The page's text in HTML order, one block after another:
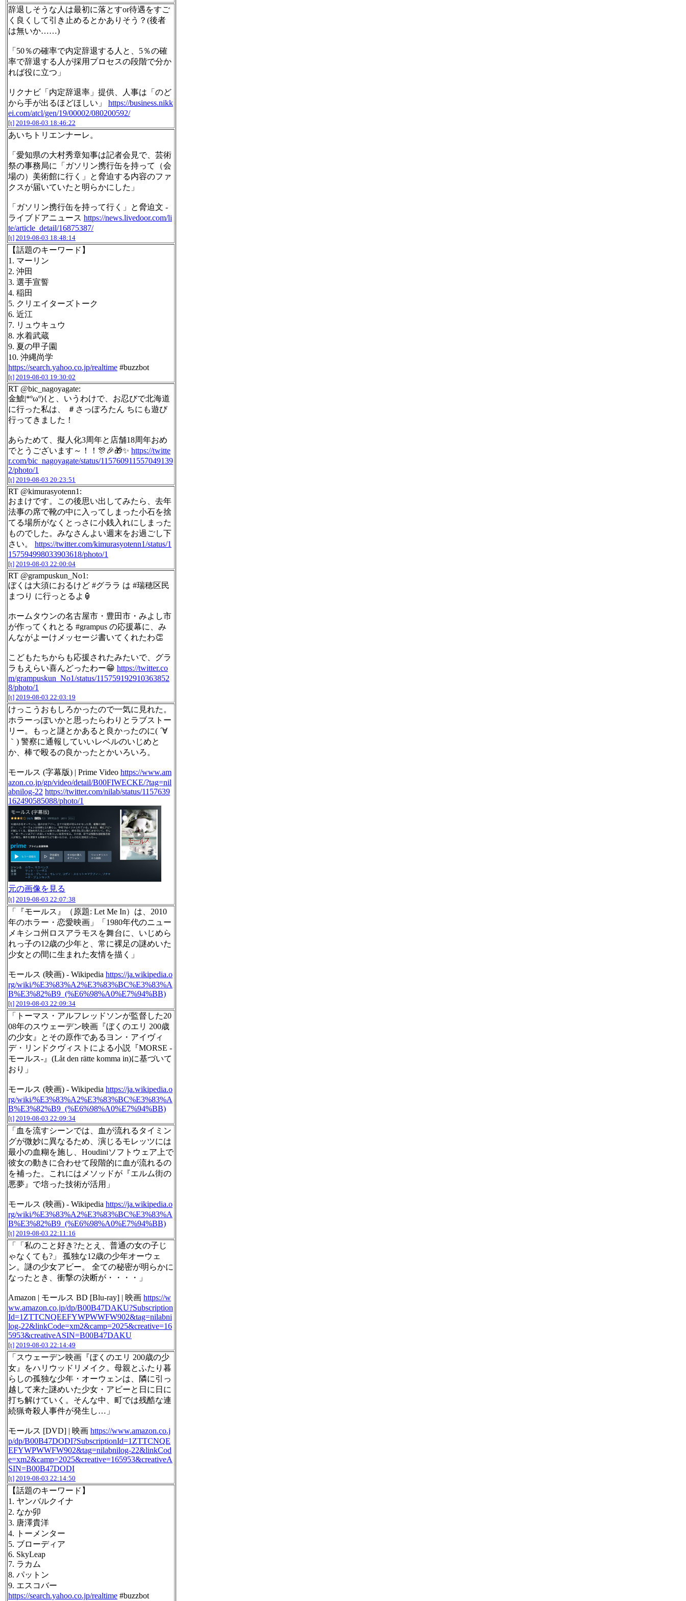
辞退しそうな人は最初に落とすor待遇をすご
く良くして引き止めるとかありそう？(後者
は無いか……)
「50％の確率で内定辞退する人と、5％の確
率で辞退する人が採用プロセスの段階で分か
れば役に立つ」
リクナビ「内定辞退率」提供、人事は「のど
から手が出るほどほしい」 https://business.nikk
ei.com/atcl/gen/19/00002/080200592/
[t] 2019-08-03 18:46:22
あいちトリエンナーレ。
「愛知県の大村秀章知事は記者会見で、芸術
祭の事務局に「ガソリン携行缶を持って（会
場の）美術館に行く」と脅迫する内容のファ
クスが届いていたと明らかにした」
「ガソリン携行缶を持って行く」と脅迫文 -
ライブドアニュース https://news.livedoor.com/li
te/article_detail/16875387/
[t] 2019-08-03 18:48:14
【話題のキーワード】
1. マーリン
2. 沖田
3. 選手宣誓
4. 稲田
5. クリエイターズトーク
6. 近江
7. リュウキュウ
8. 水着武蔵
9. 夏の甲子園
10. 沖縄尚学
https://search.yahoo.co.jp/realtime #buzzbot
[t] 2019-08-03 19:30:02
RT @bic_nagoyagate:
金鯱|*ºωº){と、いうわけで、お忍びで北海道
に行った私は、 ＃さっぽろたん ちにも遊び
行ってきました！
あらためて、擬人化3周年と店舗18周年おめ
でとうございます～！！🎊🎉🎁✨ https://twitte
r.com/bic_nagoyagate/status/115760911557049139
2/photo/1
[t] 2019-08-03 20:23:51
RT @kimurasyotenn1:
おまけです。この後思い出してみたら、去年
法事の席で靴の中に入ってしまった小石を捨
てる場所がなくとっさに小銭入れにしまった
ものでした。みなさんよい週末をお過ごし下
さい。 https://twitter.com/kimurasyotenn1/status/1
157594998033903618/photo/1
[t] 2019-08-03 22:00:04
RT @grampuskun_No1:
ぼくは大須におるけど #グララ は #瑞穂区民
まつり に行っとるよ🏮
ホームタウンの名古屋市・豊田市・みよし市
が作ってくれとる #grampus の応援幕に、み
んながよーけメッセージ書いてくれたわ👏
こどもたちからも応援されたみたいで、グラ
ラもえらい喜んどったわー😁 https://twitter.co
m/grampuskun_No1/status/115759192910363852
8/photo/1
[t] 2019-08-03 22:03:19
けっこうおもしろかったので一気に見れた。
ホラーっぽいかと思ったらわりとラブストー
リー。もっと謎とかあると良かったのに( ´∀
｀) 警察に通報していいレベルのいじめと
か、棒で殴るの良かったとかいろいろ。
モールス (字幕版) | Prime Video https://www.am
azon.co.jp/gp/video/detail/B00FIWECKE/?tag=nil
abnilog-22 https://twitter.com/nilab/status/1157639
162490585088/photo/1
元の画像を見る
[t] 2019-08-03 22:07:38
「『モールス』（原題: Let Me In）は、2010
年のホラー・恋愛映画」「1980年代のニュー
メキシコ州ロスアラモスを舞台に、いじめら
れっ子の12歳の少年と、常に裸足の謎めいた
少女との間に生まれた友情を描く」
モールス (映画) - Wikipedia https://ja.wikipedia.o
rg/wiki/%E3%83%A2%E3%83%BC%E3%83%A
B%E3%82%B9_(%E6%98%A0%E7%94%BB)
[t] 2019-08-03 22:09:34
「トーマス・アルフレッドソンが監督した20
08年のスウェーデン映画『ぼくのエリ 200歳
の少女』とその原作であるヨン・アイヴィ
デ・リンドクヴィストによる小説『MORSE -
モールス-』(Låt den rätte komma in)に基づいて
おり」
モールス (映画) - Wikipedia https://ja.wikipedia.o
rg/wiki/%E3%83%A2%E3%83%BC%E3%83%A
B%E3%82%B9_(%E6%98%A0%E7%94%BB)
[t] 2019-08-03 22:09:34
「血を流すシーンでは、血が流れるタイミン
グが微妙に異なるため、演じるモレッツには
最小の血糊を施し、Houdiniソフトウェア上で
彼女の動きに合わせて段階的に血が流れるの
を補った。これにはメソッドが『エルム街の
悪夢』で培った技術が活用」
モールス (映画) - Wikipedia https://ja.wikipedia.o
rg/wiki/%E3%83%A2%E3%83%BC%E3%83%A
B%E3%82%B9_(%E6%98%A0%E7%94%BB)
[t] 2019-08-03 22:11:16
「「私のこと好き?たとえ、普通の女の子じ
ゃなくても?」 孤独な12歳の少年オーウェ
ン。謎の少女アビー。 全ての秘密が明らかに
なったとき、衝撃の決断が・・・・」
Amazon | モールス BD [Blu-ray] | 映画 https://w
ww.amazon.co.jp/dp/B00B47DAKU?Subscription
Id=1ZTTCNQEEFYWPWWFW902&tag=nilabni
log-22&linkCode=xm2&camp=2025&creative=16
5953&creativeASIN=B00B47DAKU
[t] 2019-08-03 22:14:49
「スウェーデン映画『ぼくのエリ 200歳の少
女』をハリウッドリメイク。母親とふたり暮
らしの孤独な少年・オーウェンは、隣に引っ
越して来た謎めいた少女・アビーと日に日に
打ち解けていく。そんな中、町では残酷な連
続猟奇殺人事件が発生し…」
モールス [DVD] | 映画 https://www.amazon.co.j
p/dp/B00B47DODI?SubscriptionId=1ZTTCNQE
EFYWPWWFW902&tag=nilabnilog-22&linkCod
e=xm2&camp=2025&creative=165953&creativeA
SIN=B00B47DODI
[t] 2019-08-03 22:14:50
【話題のキーワード】
1. ヤンバルクイナ
2. なか卯
3. 唐澤貴洋
4. トーメンター
5. ブローディア
6. SkyLeap
7. ラカム
8. パットン
9. エスコバー
https://search.yahoo.co.jp/realtime #buzzbot